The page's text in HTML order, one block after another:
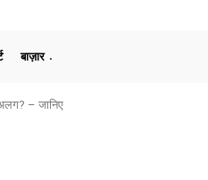
बाज़ार
– जानिए